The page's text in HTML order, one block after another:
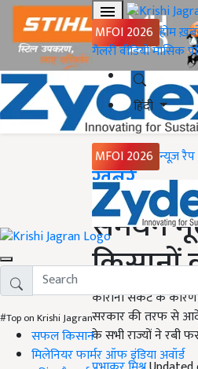
MFOI 2026 होम
गैलरीवीडियोमासिक
हिंदी
MFOI 2026 न्यूज़ रैप
#Top on Krishi Jagran
सफल किसान
मिलेनियर फार्मर ऑफ इंडिया अवॉर्ड
Home
ख़बरें
समर्थन
किसानों
कोरोना संकट के कारण
सरकार की तरफ से
के सभी राज्यों ने रबी